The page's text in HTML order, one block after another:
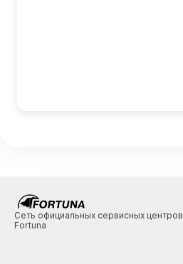
Сеть официальных сервисных центров
Fortuna